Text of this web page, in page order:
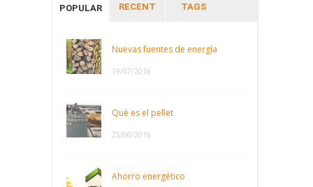
POPULAR RECENT TAGS
Nuevas fuentes de energía
19/07/2016
Qué es el pellet
25/06/2016
Ahorro energético